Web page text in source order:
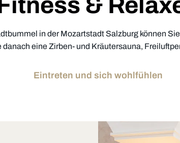
&
in der Mozartstadt Salzburg können
danach eine Zirben- und Kräutersauna,
Eintreten und sich wohlfühlen